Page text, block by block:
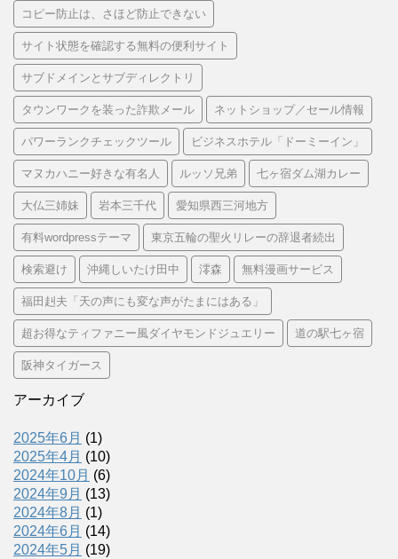
コピー防止は、さほど防止できない
サイト状態を確認する無料の便利サイト
サブドメインとサブディレクトリ
タウンワークを装った詐欺メール ネットショップ／セール情報
パワーランクチェックツール ビジネスホテル「ドーミーイン」
マヌカハニー好きな有名人 ルッソ兄弟 七ヶ宿ダム湖カレー
大仏三姉妹 岩本三千代 愛知県西三河地方
有料wordpressテーマ 東京五輪の聖火リレーの辞退者続出
検索避け 沖縄しいたけ田中 澪森 無料漫画サービス
福田赳夫「天の声にも変な声がたまにはある」
超お得なティファニー風ダイヤモンドジュエリー 道の駅七ヶ宿
阪神タイガース
アーカイブ
2025年6月 (1)
2025年4月 (10)
2024年10月 (6)
2024年9月 (13)
2024年8月 (1)
2024年6月 (14)
2024年5月 (19)